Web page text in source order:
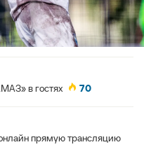
в гостях 70
прямую трансляцию